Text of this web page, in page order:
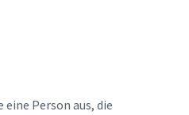
Person aus, die